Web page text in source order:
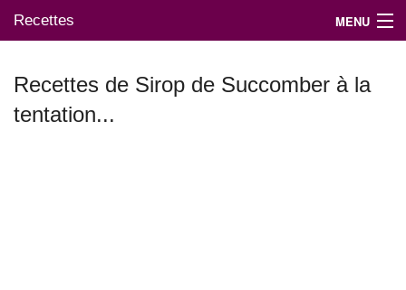
Recettes MENU
Mes blogs préférés
Recettes de Sirop de Succomber à la
tentation...